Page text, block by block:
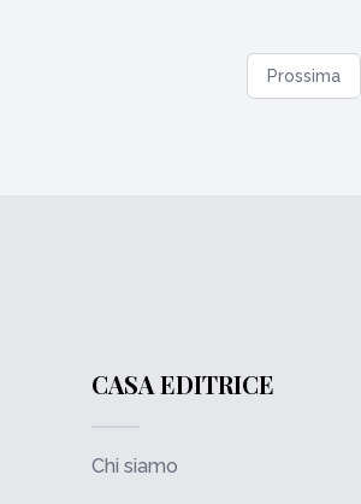
Prossima
CASA EDITRICE
Chi siamo